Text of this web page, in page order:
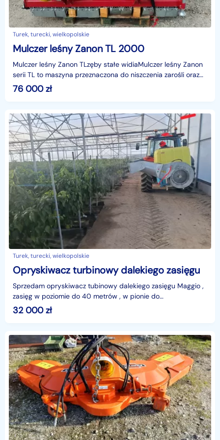
Turek, turecki, wielkopolskie
Mulczer leśny Zanon TL 2000
Mulczer leśny Zanon TLzęby stałe widiaMulczer leśny Zanon
serii TL to maszyna przeznaczona do niszczenia zarośli oraz
pozostałości leśnych o grubości do 20 cm.P
76 000zł
Turek, turecki, wielkopolskie
Opryskiwacz turbinowy dalekiego zasięgu
Sprzedam opryskiwacz tubinowy dalekiego zasięgu Maggio ,
zasięg w poziomie do 40 metrów , w pionie do
30m.Stosowany w tunelach i szkółkachZapotrzebowanie
32 000zł